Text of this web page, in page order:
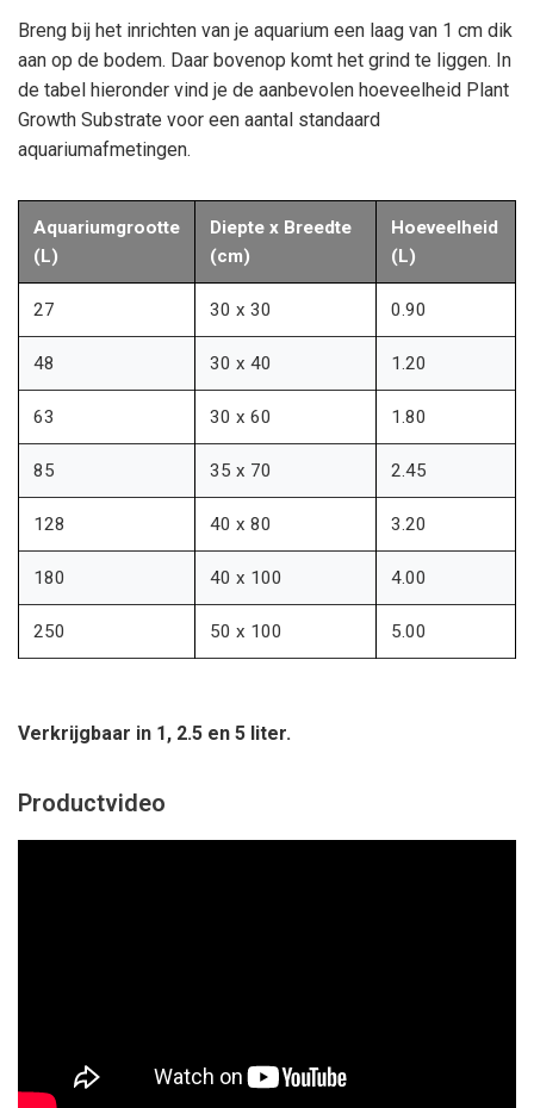
Breng bij het inrichten van je aquarium een laag van 1 cm dik
aan op de bodem. Daar bovenop komt het grind te liggen. In
de tabel hieronder vind je de aanbevolen hoeveelheid Plant
Growth Substrate voor een aantal standaard
aquariumafmetingen.
Aquariumgrootte
(L)
Diepte x Breedte
(cm)
Hoeveelheid
(L)
27 30 x 30 0.90
48 30 x 40 1.20
63 30 x 60 1.80
85 35 x 70 2.45
128 40 x 80 3.20
180 40 x 100 4.00
250 50 x 100 5.00
Verkrijgbaar in 1, 2.5 en 5 liter.
Productvideo